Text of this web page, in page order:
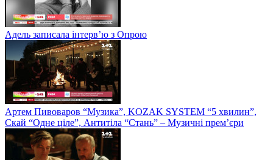
Адель записала інтерв’ю з Опрою
Артем Пивоваров “Музика”, KOZAK SYSTEM “5 хвилин”,
Скай “Одне ціле”, Антитіла “Стань” – Музичні прем’єри